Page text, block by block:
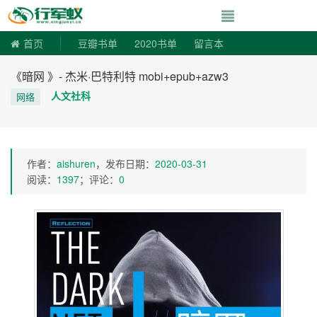
寻书令|走向自
首页 豆瓣书单 2020书单 留言本
《暗网 》- 杰米·巴特利特 mobi+epub+azw3
网络 人文社科
作者： aishuren，发布日期： 2020-03-31
阅读： 1397；评论： 0